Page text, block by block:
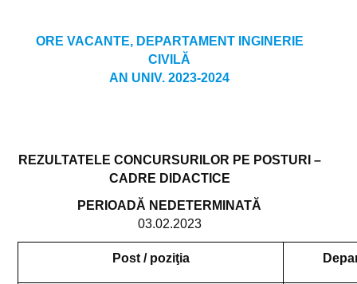
Regulamente și Metodologii
Transport local
Practică
ORE VACANTE, DEPARTAMENT INGINERIE
CIVILĂ
AN UNIV. 2023-2024
REZULTATELE CONCURSURILOR PE POSTURI –
CADRE DIDACTICE
PERIOADĂ NEDETERMINATĂ
03.02.2023
Post / poziţia